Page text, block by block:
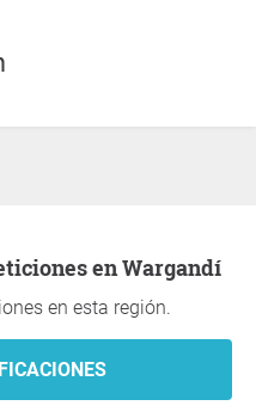
en Wargandí
en esta región.